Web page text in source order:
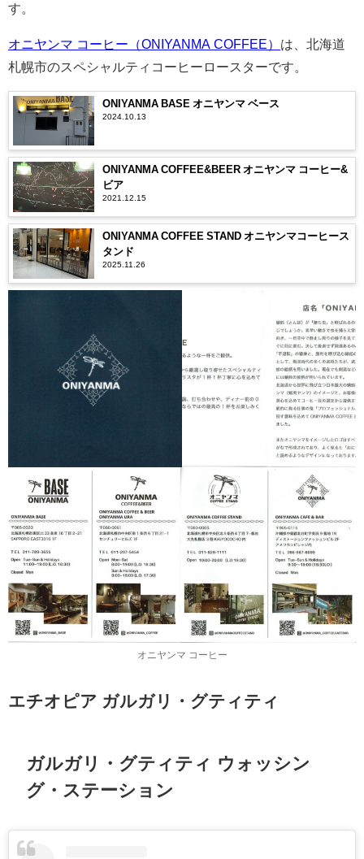
す。
オニヤンマ コーヒー（ONIYANMA COFFEE） は、北海道
札幌市のスペシャルティコーヒーロースターです。
ONIYANMA BASE オニヤンマ ベース
2024.10.13
ONIYANMA COFFEE&BEER オニヤンマ コーヒー&
ビア
2021.12.15
ONIYANMA COFFEE STAND オニヤンマコーヒース
タンド
2025.11.26
オニヤンマ コーヒー
エチオピア ガルガリ・グティティ
ガルガリ・グティティ ウォッシン
グ・ステーション